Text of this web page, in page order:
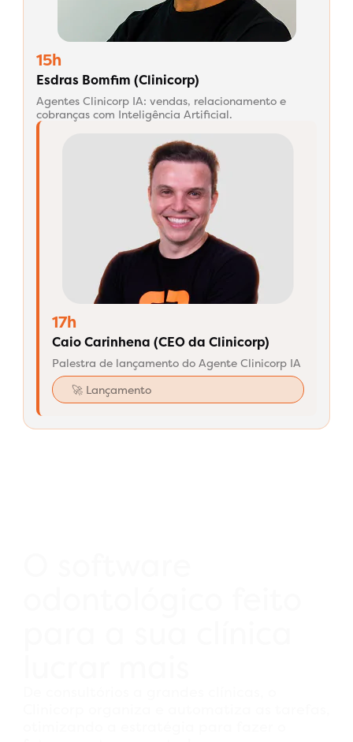
15h
Esdras Bomfim (Clinicorp)
Agentes Clinicorp IA: vendas, relacionamento e
cobranças com Inteligência Artificial.
17h
Caio Carinhena (CEO da Clinicorp)
Palestra de lançamento do Agente Clinicorp IA
🚀 Lançamento